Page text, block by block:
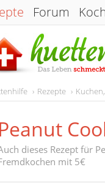
Forum
Rezepte
Peanut
dieses Rezept für
mit 5€